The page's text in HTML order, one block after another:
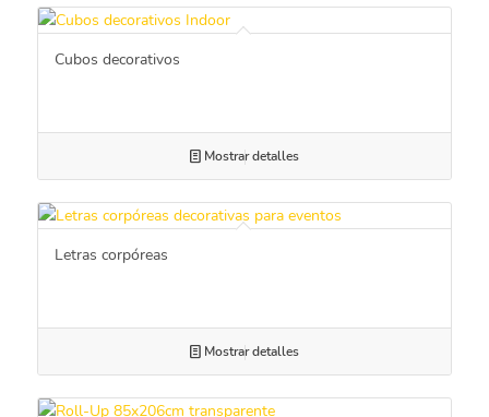
Cubos decorativos
Mostrar detalles
Letras corpóreas
Mostrar detalles